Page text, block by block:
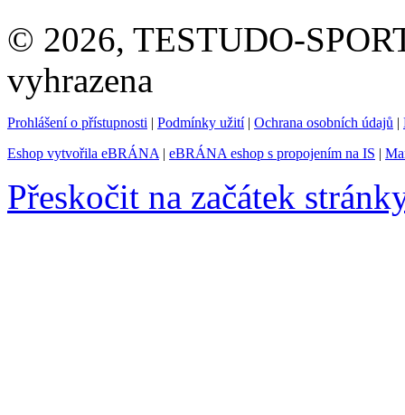
© 2026, TESTUDO-
vyhrazena
Prohlášení o přístupnosti | Podmínky užití| Ochrana osobních údajů |
Eshop vytvořila eBRÁNA | eBRÁNA eshop s propojením na IS |
Přeskočit na začátek